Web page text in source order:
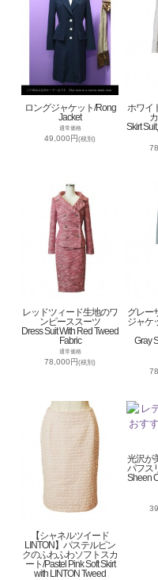
ロングジャケット/Rong
Jacket
通常価格
49,000円(税別)
ホワイ
Skirt
レッドツィード生地のワ
ンピーススーツ
Dress Suit With Red Tweed
Fabric
通常価格
78,000円(税別)
グレー
ジャケ
Gray
【シャネルツイード
LINTON】パステルピン
クのふわふわソフトスカ
ート/Pastel Pink Soft Skirt
with LINTON Tweed
光沢が
パフス
Sheen